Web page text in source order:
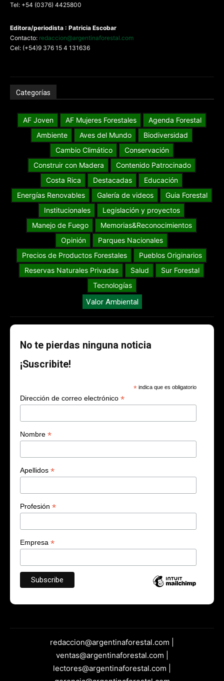
Tel: +54 (0376) 4425800
Editora/periodista : Patricia Escobar
Contacto: redaccion@argentinaforestal.com
Cel: (+54)9 376 15 4 131636
Categorías
AF Joven AF Mujeres Forestales
Agenda Forestal
Ambiente
Aves del Mundo
Biodiversidad
Cambio Climático
Conservación
Construir con Madera
Contenido Patrocinado
Costa Rica
Destacadas
Educación
Energías Renovables
Galería de videos
Guia Forestal
Institucionales
Legislación y proyectos
Manejo de Fuego
Memorias&Reconocimientos
Opinión
Parques Nacionales
Precios de Productos Forestales
Pueblos Originarios
Reservas Naturales Privadas
Salud
Sur Forestal
Tecnologías
Valor Ambiental
No te pierdas ninguna noticia
¡Suscribite!
* indica que es obligatorio
Dirección de correo electrónico *
Nombre *
Apellidos *
Profesión *
Empresa *
redaccion@argentinaforestal.com |
ventas@argentinaforestal.com |
lectores@argentinaforestal.com |